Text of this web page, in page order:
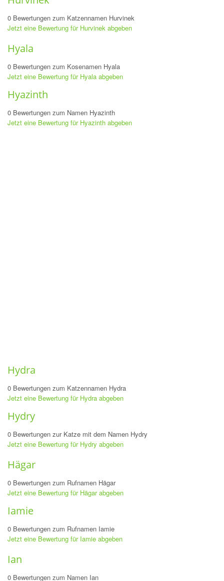
0 Bewertungen zum Katzennamen Hurvinek
Jetzt eine Bewertung für Hurvinek abgeben
Hyala
0 Bewertungen zum Kosenamen Hyala
Jetzt eine Bewertung für Hyala abgeben
Hyazinth
0 Bewertungen zum Namen Hyazinth
Jetzt eine Bewertung für Hyazinth abgeben
Hydra
0 Bewertungen zum Katzennamen Hydra
Jetzt eine Bewertung für Hydra abgeben
Hydry
0 Bewertungen zur Katze mit dem Namen Hydry
Jetzt eine Bewertung für Hydry abgeben
Hägar
0 Bewertungen zum Rufnamen Hägar
Jetzt eine Bewertung für Hägar abgeben
Iamie
0 Bewertungen zum Rufnamen Iamie
Jetzt eine Bewertung für Iamie abgeben
Ian
0 Bewertungen zum Namen Ian